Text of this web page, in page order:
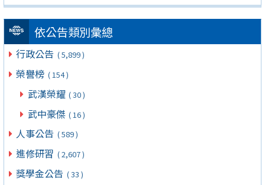
依公告類別彙總
行政公告 ( 5,899 )
榮譽榜 ( 154 )
武漢榮耀 ( 30 )
武中豪傑 ( 16 )
人事公告 ( 589 )
進修研習 ( 2,607 )
獎學金公告 ( 33 )